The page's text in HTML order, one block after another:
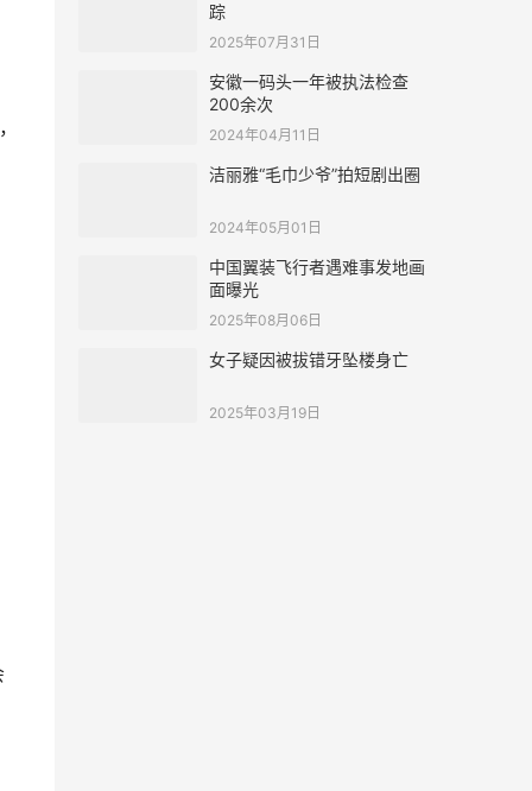
踪
2025年07月31日
安徽一码头一年被执法检查
200余次
2024年04月11日
洁丽雅“毛巾少爷”拍短剧出圈
2024年05月01日
中国翼装飞行者遇难事发地画
面曝光
2025年08月06日
女子疑因被拔错牙坠楼身亡
2025年03月19日